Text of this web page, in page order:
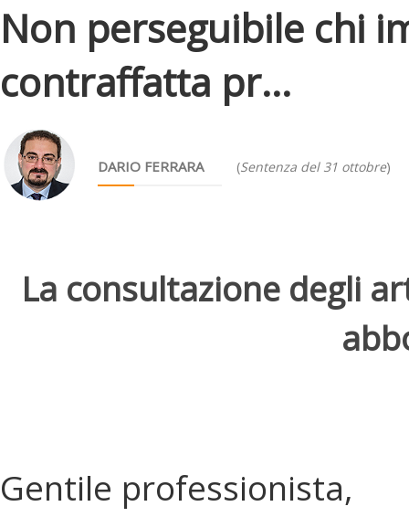
Non perseguibile chi
contraffatta pr...
DARIO FERRARA (Sentenza del 31 ottobre)
La consultazione degli
Gentile professionista,